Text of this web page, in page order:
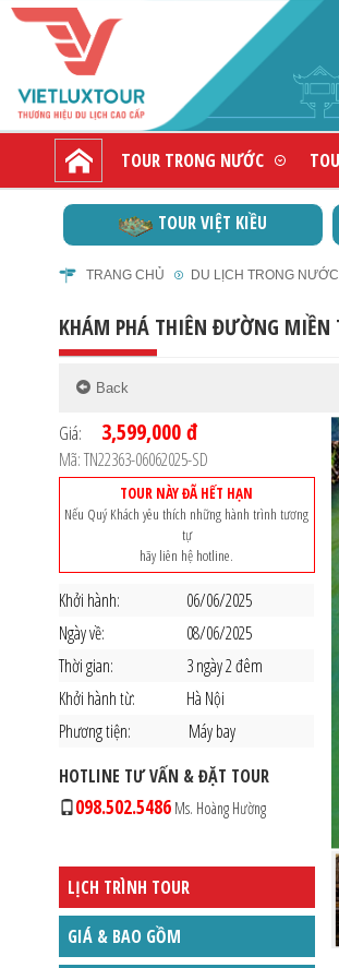
TOUR TRONG NƯỚC
TOUR VIỆT KIỀU
TRANG CHỦ DU LỊCH TRONG NƯỚC
KHÁM PHÁ THIÊN ĐƯỜNG
Giá: 3,599,000 đ
Mã: TN22363-06062025-SD
TOUR NÀY ĐÃ HẾT HẠN
Nếu Quý Khách yêu thích những hành trình tương
tự
hãy liên hệ hotline.
Khởi hành:
06/06/2025
Ngày về:
08/06/2025
Thời gian:
3 ngày 2 đêm
Khởi hành từ:
Hà Nội
Phương tiện:
Máy bay
HOTLINE TƯ VẤN & ĐẶT TOUR
098.502.5486Ms. Hoàng Hường
LỊCH TRÌNH TOUR
GIÁ & BAO GỒM